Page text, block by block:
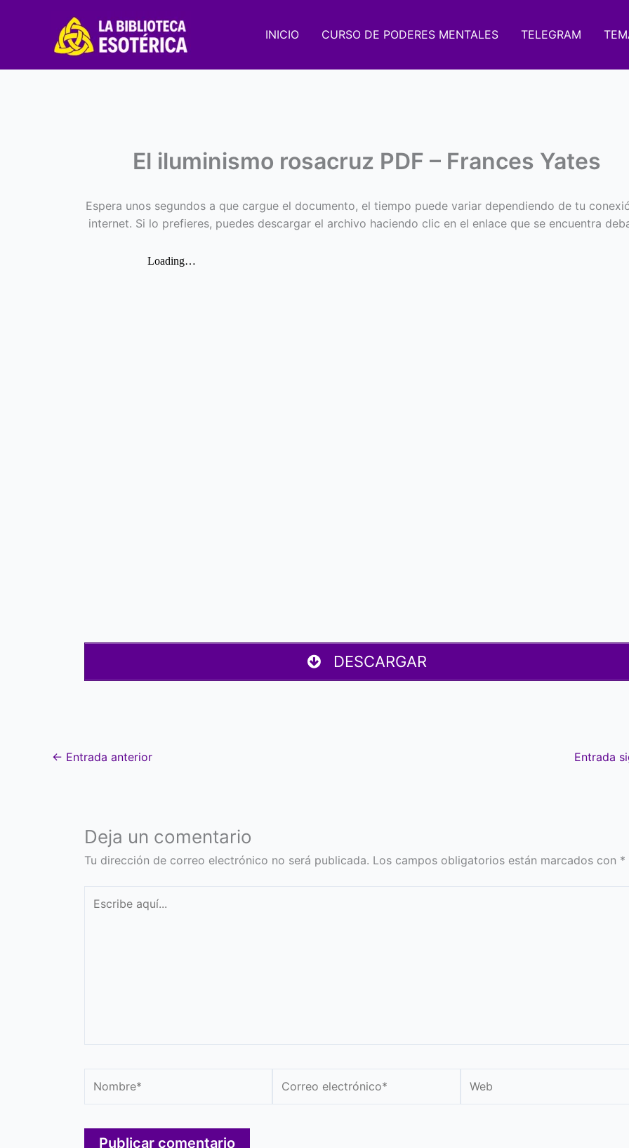
INICIO CURSO DE PODERES MENTALES TELEGRAM
El iluminismo rosacruz PDF – Frances Yates
Espera unos segundos a que cargue el documento, el tiempo puede variar dependiendo de tu
internet. Si lo prefieres, puedes descargar el archivo haciendo clic en el enlace que se encuentra
DESCARGAR
← Entrada anterior Entrada
Deja un comentario
Tu dirección de correo electrónico no será publicada. Los campos obligatorios están marcados con *
aquí...
electrónico*